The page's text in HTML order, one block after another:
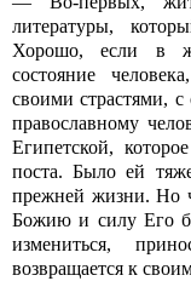
литературы,
Хорошо, если в
состояние
своими страстями,
православному
Египетской,
поста. Было ей
прежней жизни. Но
Божию и силу Его
измениться,
возвращается к